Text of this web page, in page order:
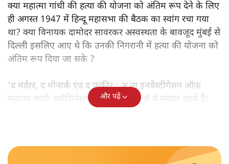
क्या महात्मा गांधी की हत्या की योजना को अंतिम रूप देने के लिए
ही अगस्त 1947 में हिन्दू महासभा की बैठक का स्वांग रचा गया
था? क्या विनायक दामोदर सावरकर अस्वस्थता के बावजूद मुंबई से
दिल्ली इसलिए आए थे कि उनकी निगरानी में हत्या की योजना को
अंतिम रूप दिया जा सके ?
'द मर्डरर, द मोनार्क एंड द फ़कीर : अ न्यू इनवेस्टीगेशन ऑफ़
महात्मा गांधी असेशिनेशन' नामक किताब से ये सवाल उठते हैं।
और पढ़ें